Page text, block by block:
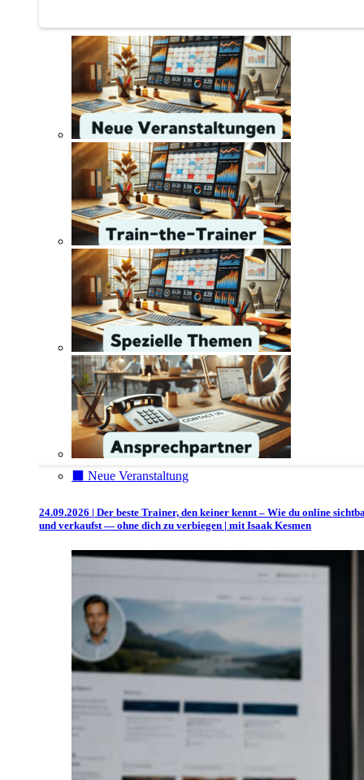
⬛️ Neue Veranstaltung
24.09.2026 | Der beste Trainer, den keiner kennt – Wie du online
und verkaufst — ohne dich zu verbiegen | mit Isaak Kesmen